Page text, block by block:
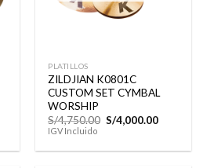
PLATILLOS
ZILDJIAN K0801C
CUSTOM SET CYMBAL
WORSHIP
S/4,750.00 El
precio
era:
S/4,000.00El
es:
IGV Incluido